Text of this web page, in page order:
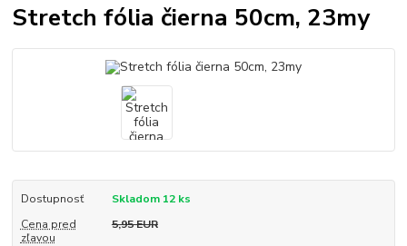
Stretch fólia čierna 50cm, 23my
Dostupnosť
Skladom 12 ks
Cena pred
zľavou
5,95 EUR